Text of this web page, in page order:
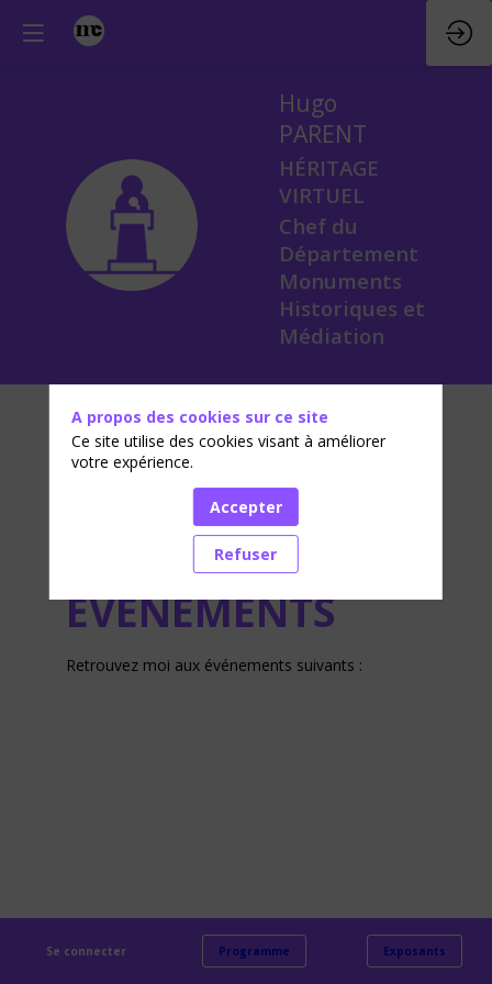
HP
Hugo
PARENT
HÉRITAGE
VIRTUEL
Chef du
Département
Monuments
Historiques et
Médiation
ÉVÉNEMENTS
Retrouvez moi aux événements suivants :
Se connecter Programme Exposants
A propos des cookies sur ce site
Ce site utilise des cookies visant à améliorer
votre expérience.
Accepter
Refuser